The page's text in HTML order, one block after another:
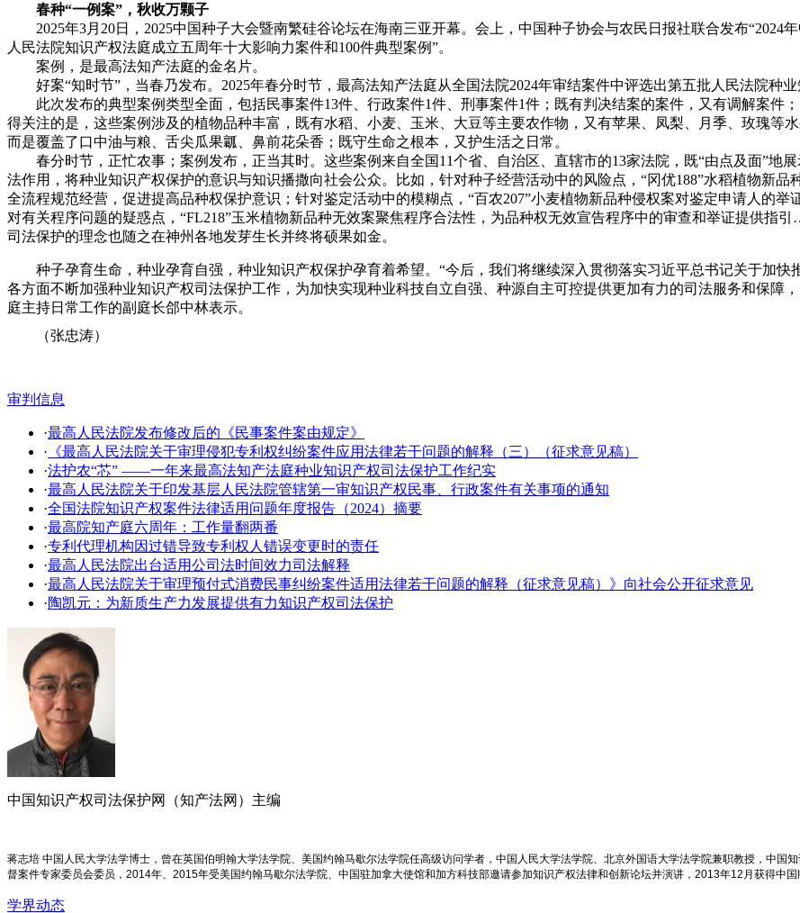
春种“一例案”，秋收万颗子
2025年3月20日，2025中国种子大会暨南繁硅谷论坛在海南三亚开幕。会上，中国种子协会与农民日报社联合发布“2024
人民法院知识产权法庭成立五周年十大影响力案件和100件典型案例”。
案例，是最高法知产法庭的金名片。
好案“知时节”，当春乃发布。2025年春分时节，最高法知产法庭从全国法院2024年审结案件中评选出第五批人民法院种业
此次发布的典型案例类型全面，包括民事案件13件、行政案件1件、刑事案件1件；既有判决结案的案件，又有调解案件
得关注的是，这些案例涉及的植物品种丰富，既有水稻、小麦、玉米、大豆等主要农作物，又有苹果、凤梨、月季、玫瑰等
而是覆盖了口中油与粮、舌尖瓜果瓤、鼻前花朵香；既守生命之根本，又护生活之日常。
春分时节，正忙农事；案例发布，正当其时。这些案例来自全国11个省、自治区、直辖市的13家法院，既“由点及面”地
法作用，将种业知识产权保护的意识与知识播撒向社会公众。比如，针对种子经营活动中的风险点，“冈优188”水稻植物新
全流程规范经营，促进提高品种权保护意识；针对鉴定活动中的模糊点，“百农207”小麦植物新品种侵权案对鉴定申请人的
对有关程序问题的疑惑点，“FL218”玉米植物新品种无效案聚焦程序合法性，为品种权无效宣告程序中的审查和举证提供
司法保护的理念也随之在神州各地发芽生长并终将硕果如金。
种子孕育生命，种业孕育自强，种业知识产权保护孕育着希望。“今后，我们将继续深入贯彻落实习近平总书记关于加快
各方面不断加强种业知识产权司法保护工作，为加快实现种业科技自立自强、种源自主可控提供更加有力的司法服务和保障
庭主持日常工作的副庭长郃中林表示。
（张忠涛）
审判信息
·最高人民法院发布修改后的《民事案件案由规定》
· 《最高人民法院关于审理侵犯专利权纠纷案件应用法律若干问题的解释（三）（征求意见稿）
·法护农“芯” ——一年来最高法知产法庭种业知识产权司法保护工作纪实
·​最高人民法院关于印发基层人民法院管辖第一审知识产权民事、行政案件有关事项的通知
·全国法院知识产权案件法律适用问题年度报告（2024）摘要
·最高院知产庭六周年：工作量翻两番
·专利代理机构因过错导致专利权人错误变更时的责任
·最高人民法院出台适用公司法时间效力司法解释
·最高人民法院关于审理预付式消费民事纠纷案件适用法律若干问题的解释（征求意见稿）》向社会公开征求意见
·陶凯元：为新质生产力发展提供有力知识产权司法保护
中国知识产权司法保护网（知产法网）主编
蒋志培 中国人民大学法学博士，曾在英国伯明翰大学法学院、美国约翰马歇尔法学院任高级访问学者，中国人民大学法学院、北京外国语大学法学院兼职教授，中国
督案件专家委员会委员，2014年、2015年受美国约翰马歇尔法学院、中国驻加拿大使馆和加方科技部邀请参加知识产权法律和创新论坛并演讲，2013年12月获得中国
学界动态